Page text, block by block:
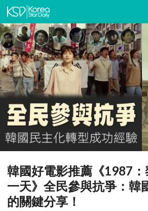
韓國好電影推薦《1987
一天》全民參與抗爭：韓
的關鍵分享！